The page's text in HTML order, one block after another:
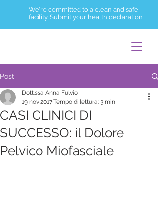
We're committed to a clean and safe
facility. Submit your health declaration
Post
CASI CLINICI DI
SUCCESSO: il Dolore
Pelvico Miofasciale
Dott.ssa Anna Fulvio
19 nov 2017Tempo di lettura: 3 min